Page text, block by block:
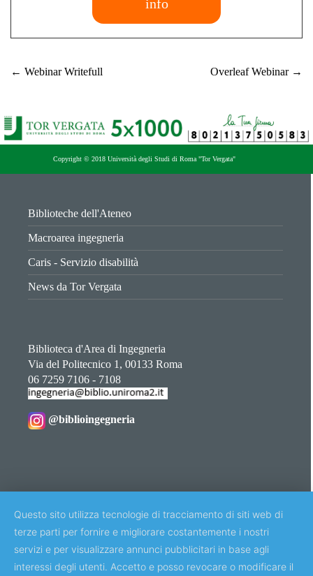
info
← Webinar Writefull Overleaf Webinar →
Copyright © 2018 Università degli Studi di Roma "Tor Vergata"
Biblioteche dell'Ateneo
Macroarea ingegneria
Caris - Servizio disabilità
News da Tor Vergata
Biblioteca d'Area di Ingegneria
Via del Politecnico 1, 00133 Roma
06 7259 7106 - 7108
@biblioingegneria
che non richiedono il consenso. Per maggiori
informazionicliccare qui.
Questo sito utilizza tecnologie di tracciamento di siti web di
terze parti per fornire e migliorare costantemente i nostri
servizi e per visualizzare annunci pubblicitari in base agli
interessi degli utenti. Accetto e posso revocare o modificare il